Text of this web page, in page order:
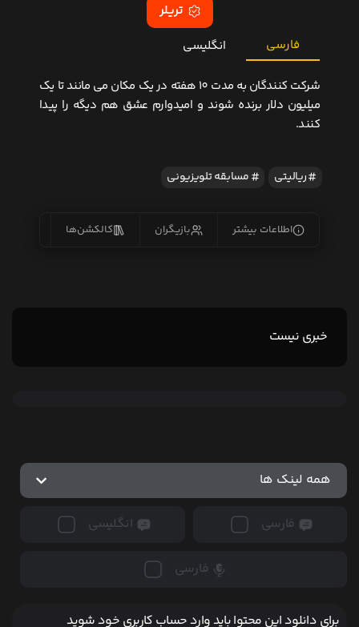
تریلر
فارسی انگلیسی
شرکت کنندگان به مدت 10 هفته در یک مکان می مانند تا یک
میلیون دلار برنده شوند و امیدوارم عشق هم دیگه را پیدا
کنند.
ریالیتی مسابقه تلویزیونی
اطلاعات بیشتر بازیگران کالکشن‌ها
خبری نیست
همه لینک ها
فارسی انگلیسی
فارسی
برای دانلود این محتوا باید وارد حساب کاربری خود شوید